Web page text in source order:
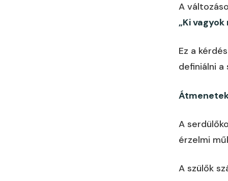
A
„Ki
Ez a
definiálni
A
érzelmi
A szülők